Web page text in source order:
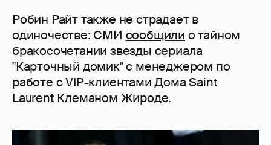
Робин Райт также не страдает в
одиночестве: СМИ сообщили о тайном
бракосочетании звезды сериала
"Карточный домик" с менеджером по
работе с VIP-клиентами Дома Saint
Laurent Клеманом Жироде.